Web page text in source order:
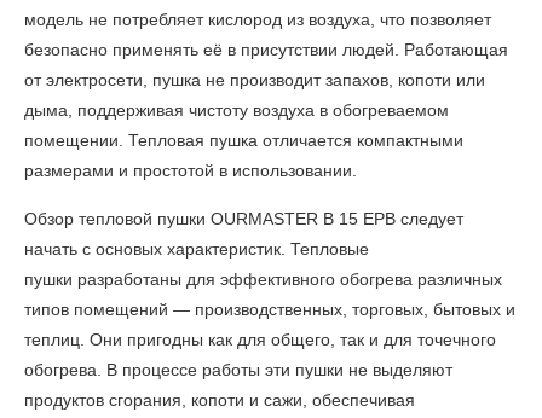
модель не потребляет кислород из воздуха, что позволяет
безопасно применять её в присутствии людей. Работающая
от электросети, пушка не производит запахов, копоти или
дыма, поддерживая чистоту воздуха в обогреваемом
помещении. Тепловая пушка отличается компактными
размерами и простотой в использовании.
Обзор тепловой пушки OURMASTER B 15 EPB следует
начать с основых характеристик. Тепловые
пушки разработаны для эффективного обогрева различных
типов помещений — производственных, торговых, бытовых и
теплиц. Они пригодны как для общего, так и для точечного
обогрева. В процессе работы эти пушки не выделяют
продуктов сгорания, копоти и сажи, обеспечивая